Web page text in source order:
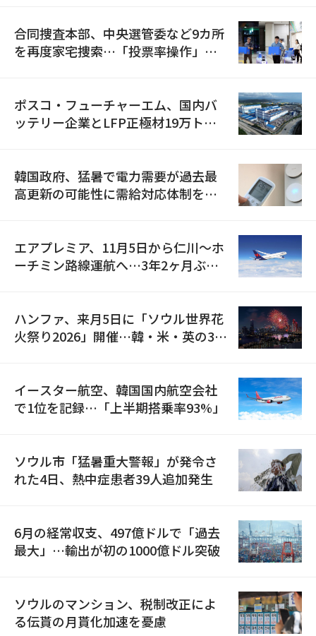
合同捜査本部、中央選管委など9カ所
を再度家宅捜索…「投票率操作」の
ポスコ・フューチャーエム、国内バ
ッテリー企業とLFP正極材19万トン
韓国政府、猛暑で電力需要が過去最
高更新の可能性に需給対応体制を点
エアプレミア、11月5日から仁川〜ホ
ーチミン路線運航へ…3年2ヶ月ぶり
ハンファ、来月5日に「ソウル世界花
火祭り2026」開催…韓・米・英の3カ
イースター航空、韓国国内航空会社
で1位を記録…「上半期搭乗率93%」
ソウル市「猛暑重大警報」が発令さ
れた4日、熱中症患者39人追加発生
6月の経常収支、497億ドルで「過去
最大」…輸出が初の1000億ドル突破
ソウルのマンション、税制改正によ
る伝貰の月貰化加速を憂慮